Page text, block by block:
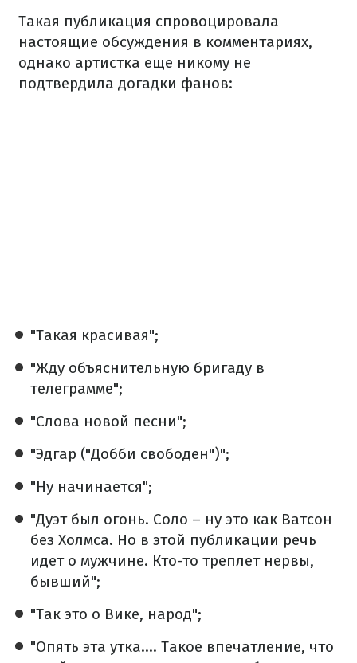
Такая публикация спровоцировала
настоящие обсуждения в комментариях,
однако артистка еще никому не
подтвердила догадки фанов:
"Такая красивая";
"Жду объяснительную бригаду в
телеграмме";
"Слова новой песни";
"Эдгар ("Добби свободен")";
"Ну начинается";
"Дуэт был огонь. Соло – ну это как Ватсон
без Холмса. Но в этой публикации речь
идет о мужчине. Кто-то треплет нервы,
бывший";
"Так это о Вике, народ";
"Опять эта утка.... Такое впечатление, что